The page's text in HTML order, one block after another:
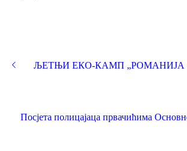
ЉЕТЊИ ЕКО-КАМП „РОМАНИЈА
Посјета полицајаца првачићима